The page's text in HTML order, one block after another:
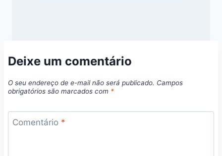
Deixe um comentário
O seu endereço de e-mail não será publicado. Campos
obrigatórios são marcados com *
Comentário *